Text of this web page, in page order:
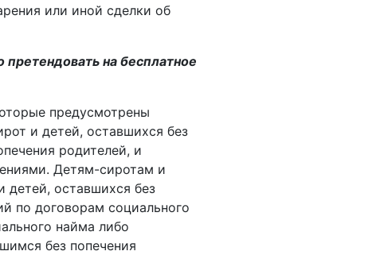
или иной сделки об
на бесплатное
преду­смотрены
и детей, оставшихся без
родителей, и
Детям­-сиротам и
детей, оставшихся без
по договорам социального
найма либо
без попечения